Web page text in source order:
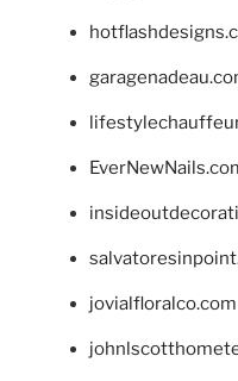
jovialfloralco.com